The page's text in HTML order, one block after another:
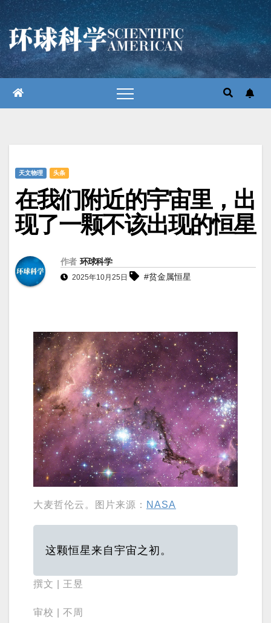
跳
至
内
容
天文物理 头条
在我们附近的宇宙里，出
现了一颗不该出现的恒星
作者 环球科学
2025年10月25日 #贫金属恒星
大麦哲伦云。图片来源： NASA
这颗恒星来自宇宙之初。
撰文 | 王昱
审校 | 不周